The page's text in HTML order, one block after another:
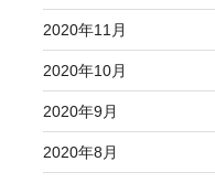
2020年11月
2020年10月
2020年9月
2020年8月